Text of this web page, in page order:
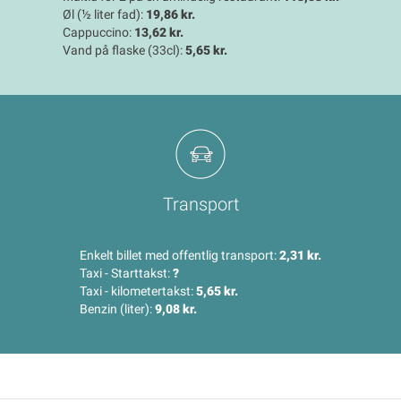
Øl (½ liter fad): 19,86 kr.
Cappuccino: 13,62 kr.
Vand på flaske (33cl):5,65 kr.
Transport
Enkelt billet med offentlig transport:2,31 kr.
Taxi - Starttakst:?
Taxi - kilometertakst:5,65 kr.
Benzin (liter):9,08 kr.